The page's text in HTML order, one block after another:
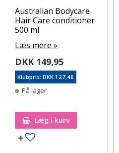
Australian Bodycare
Hair Care conditioner
500 ml
Læs mere »
DKK 149,95
Klubpris: DKK 127,46
På lager
Læg i kurv
Tilføj til ønskeseddel